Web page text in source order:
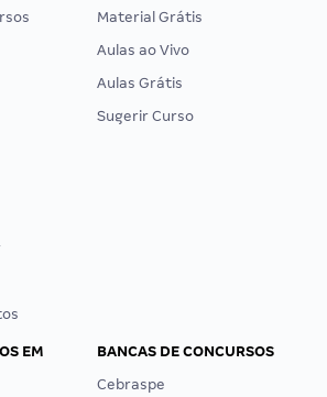
Material Grátis
Aulas ao Vivo
Aulas Grátis
Sugerir Curso
EM
BANCAS DE CONCURSOS
Cebraspe